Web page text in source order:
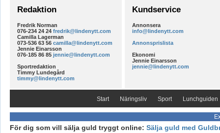
Redaktion
Fredrik Norman
076-234 24 24 fredrik@lindenytt.com
Camilla Lagerman
073-536 63 56 camilla@lindenytt.com
Jennie Einarsson
076-185 86 85 jennie@lindenytt.com
Sportredaktion
Timmy Lundegård
timmy@lindenytt.com
Kundservice
Annonsera
info@lindenytt.com
Annonsprislista
Ekonomi
Jennie Einarsson
jennie@lindenytt.com
Start Näringsliv Sport Lunchguiden
För dig som vill sälja guld tryggt online: Sälja guld med